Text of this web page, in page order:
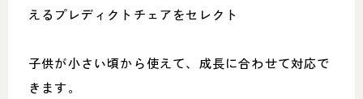
えるプレディクトチェアをセレクト
子供が小さい頃から使えて、成長に合わせて対応で
きます。